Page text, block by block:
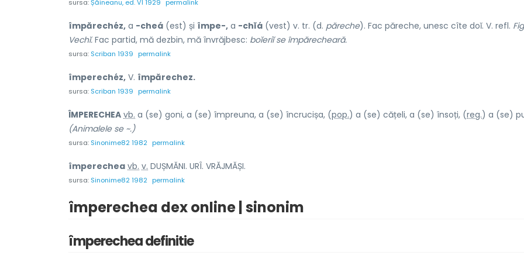
sursa:Șăineanu, ed. VI 1929 permalink
împărechéz, a -cheá (est) și împe-, a -chĭá (vest) v. tr. (d. păreche). Fac păreche, unesc cîte doĭ. V. refl.
Vechĭ. Fac partid, mă dezbin, mă învrăjbesc: boĭeriĭ se împărecheară.
sursa: Scriban 1939 permalink
împerechéz, V. împărechez.
sursa: Scriban 1939 permalink
ÎMPERECHEA vb. a (se) goni, a (se) împreuna, a (se) încrucișa, (pop.) a (se) cățeli, a (se) însoți, (reg.) a (se)
(Animalele se ~.)
sursa: Sinonime82 1982 permalink
împerechea vb. v. DUȘMĂNI. URÎ. VRĂJMĂȘI.
sursa: Sinonime82 1982 permalink
împerechea dex online | sinonim
împerechea definitie